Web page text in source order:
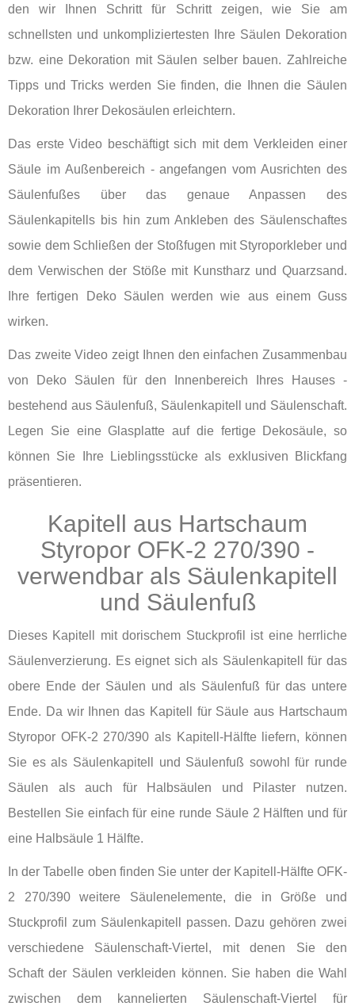
den wir Ihnen Schritt für Schritt zeigen, wie Sie am
schnellsten und unkompliziertesten Ihre Säulen Dekoration
bzw. eine Dekoration mit Säulen selber bauen. Zahlreiche
Tipps und Tricks werden Sie finden, die Ihnen die Säulen
Dekoration Ihrer Dekosäulen erleichtern.
Das erste Video beschäftigt sich mit dem Verkleiden einer
Säule im Außenbereich - angefangen vom Ausrichten des
Säulenfußes über das genaue Anpassen des
Säulenkapitells bis hin zum Ankleben des Säulenschaftes
sowie dem Schließen der Stoßfugen mit Styroporkleber und
dem Verwischen der Stöße mit Kunstharz und Quarzsand.
Ihre fertigen Deko Säulen werden wie aus einem Guss
wirken.
Das zweite Video zeigt Ihnen den einfachen Zusammenbau
von Deko Säulen für den Innenbereich Ihres Hauses -
bestehend aus Säulenfuß, Säulenkapitell und Säulenschaft.
Legen Sie eine Glasplatte auf die fertige Dekosäule, so
können Sie Ihre Lieblingsstücke als exklusiven Blickfang
präsentieren.
Kapitell aus Hartschaum
Styropor OFK-2 270/390 -
verwendbar als Säulenkapitell
und Säulenfuß
Dieses Kapitell mit dorischem Stuckprofil ist eine herrliche
Säulenverzierung. Es eignet sich als Säulenkapitell für das
obere Ende der Säulen und als Säulenfuß für das untere
Ende. Da wir Ihnen das Kapitell für Säule aus Hartschaum
Styropor OFK-2 270/390 als Kapitell-Hälfte liefern, können
Sie es als Säulenkapitell und Säulenfuß sowohl für runde
Säulen als auch für Halbsäulen und Pilaster nutzen.
Bestellen Sie einfach für eine runde Säule 2 Hälften und für
eine Halbsäule 1 Hälfte.
In der Tabelle oben finden Sie unter der Kapitell-Hälfte OFK-
2 270/390 weitere Säulenelemente, die in Größe und
Stuckprofil zum Säulenkapitell passen. Dazu gehören zwei
verschiedene Säulenschaft-Viertel, mit denen Sie den
Schaft der Säulen verkleiden können. Sie haben die Wahl
zwischen dem kannelierten Säulenschaft-Viertel für